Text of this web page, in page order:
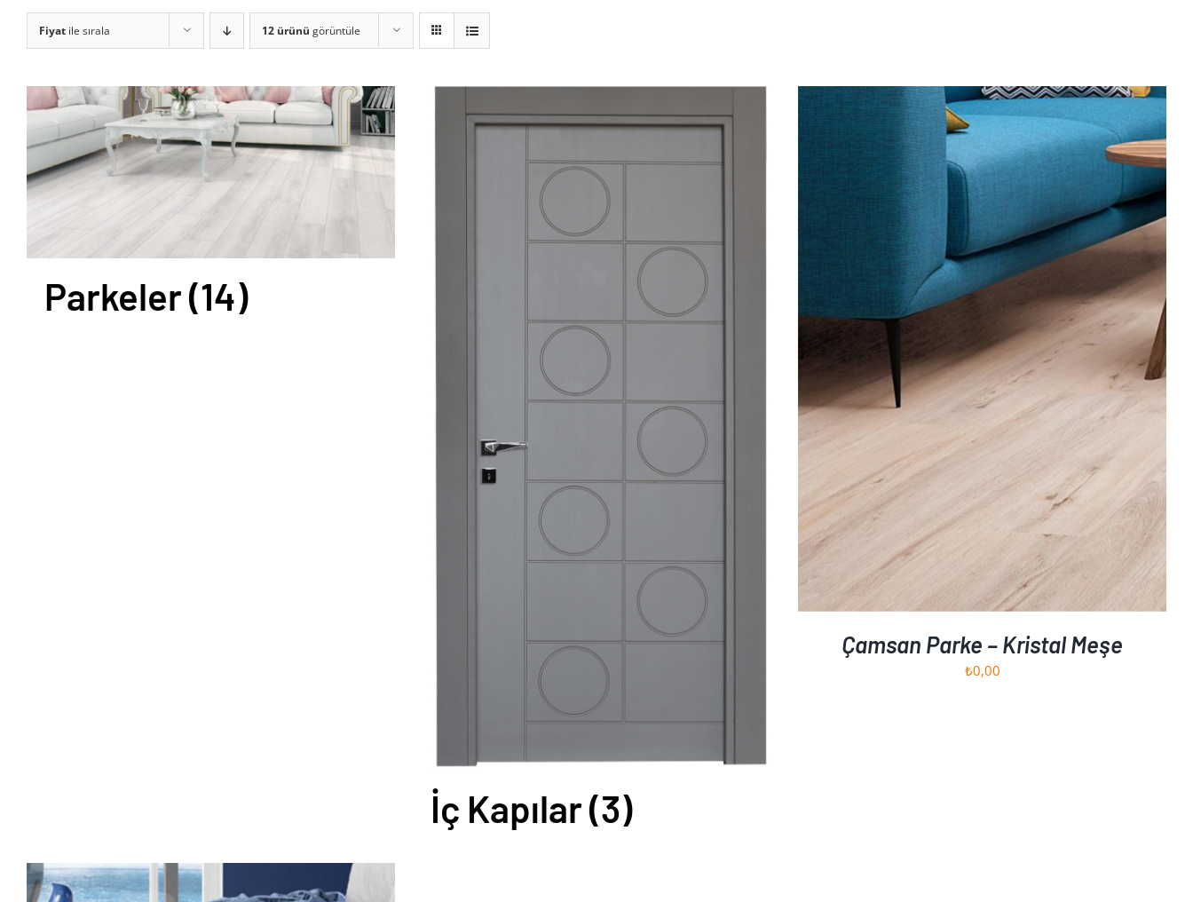
Fiyat ile sırala 12 ürünü görüntüle
Parkeler(14)
İç Kapılar(3)
SEPETE EKLE / AYRINTILAR
Çamsan Parke – Kristal Meşe
₺0,00